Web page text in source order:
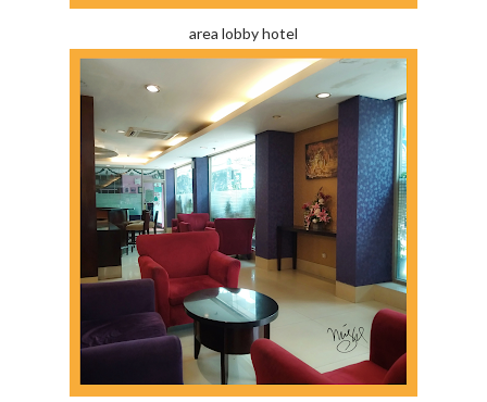
area lobby hotel